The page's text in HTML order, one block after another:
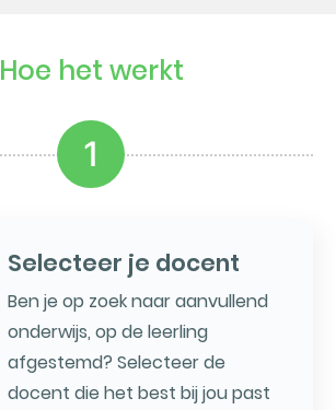
Hoe het werkt
1
Selecteer je docent
Ben je op zoek naar aanvullend
onderwijs, op de leerling
afgestemd? Selecteer de
docent die het best bij jou past